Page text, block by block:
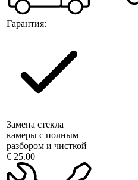
Гарантия:
Замена стекла
камеры с полным
разбором и чисткой
€ 25.00